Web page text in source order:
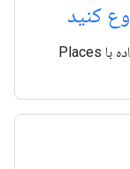
یک حساب و BigQuery را برای استفاده با Places